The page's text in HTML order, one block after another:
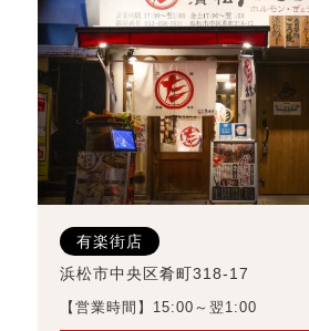
有楽街店
浜松市中央区肴町318-17
【営業時間】15:00～翌1:00